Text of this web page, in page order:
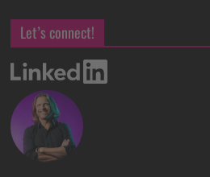
Let’s connect!